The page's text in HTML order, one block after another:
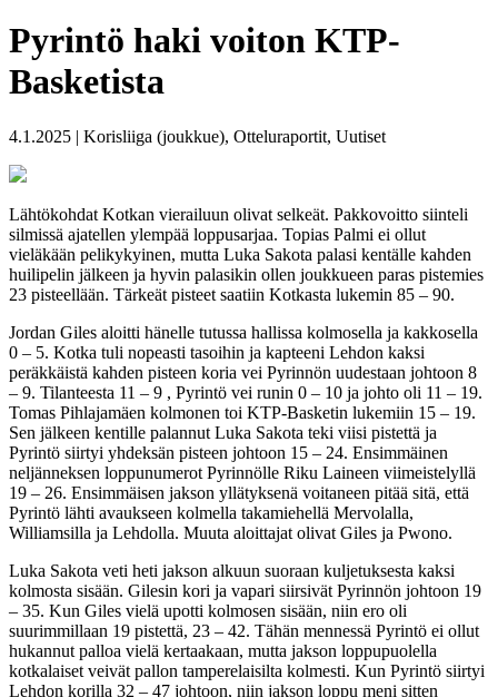
Pyrintö haki voiton KTP-
Basketista
4.1.2025 | Korisliiga (joukkue), Otteluraportit, Uutiset
Lähtökohdat Kotkan vierailuun olivat selkeät. Pakkovoitto siinteli
silmissä ajatellen ylempää loppusarjaa. Topias Palmi ei ollut
vieläkään pelikykyinen, mutta Luka Sakota palasi kentälle kahden
huilipelin jälkeen ja hyvin palasikin ollen joukkueen paras pistemies
23 pisteellään. Tärkeät pisteet saatiin Kotkasta lukemin 85 – 90.
Jordan Giles aloitti hänelle tutussa hallissa kolmosella ja kakkosella
0 – 5. Kotka tuli nopeasti tasoihin ja kapteeni Lehdon kaksi
peräkkäistä kahden pisteen koria vei Pyrinnön uudestaan johtoon 8
– 9. Tilanteesta 11 – 9 , Pyrintö vei runin 0 – 10 ja johto oli 11 – 19.
Tomas Pihlajamäen kolmonen toi KTP-Basketin lukemiin 15 – 19.
Sen jälkeen kentille palannut Luka Sakota teki viisi pistettä ja
Pyrintö siirtyi yhdeksän pisteen johtoon 15 – 24. Ensimmäinen
neljänneksen loppunumerot Pyrinnölle Riku Laineen viimeistelyllä
19 – 26. Ensimmäisen jakson yllätyksenä voitaneen pitää sitä, että
Pyrintö lähti avaukseen kolmella takamiehellä Mervolalla,
Williamsilla ja Lehdolla. Muuta aloittajat olivat Giles ja Pwono.
Luka Sakota veti heti jakson alkuun suoraan kuljetuksesta kaksi
kolmosta sisään. Gilesin kori ja vapari siirsivät Pyrinnön johtoon 19
– 35. Kun Giles vielä upotti kolmosen sisään, niin ero oli
suurimmillaan 19 pistettä, 23 – 42. Tähän mennessä Pyrintö ei ollut
hukannut palloa vielä kertaakaan, mutta jakson loppupuolella
kotkalaiset veivät pallon tamperelaisilta kolmesti. Kun Pyrintö siirtyi
Lehdon korilla 32 – 47 johtoon, niin jakson loppu meni sitten